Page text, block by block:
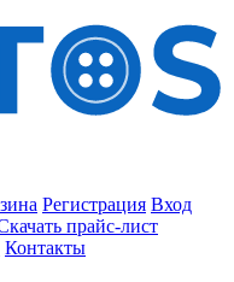
Регистрация Вход
прайс-лист
Контакты